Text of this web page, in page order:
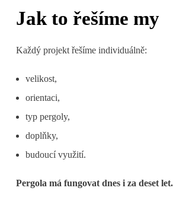
Jak to řešíme my
Každý projekt řešíme individuálně:
velikost,
orientaci,
typ pergoly,
doplňky,
budoucí využití.
Pergola má fungovat dnes i za deset let.